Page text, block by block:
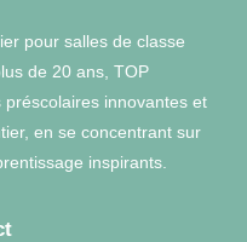
pour salles de classe
de 20 ans, TOP
innovantes et
en se concentrant sur
inspirants.